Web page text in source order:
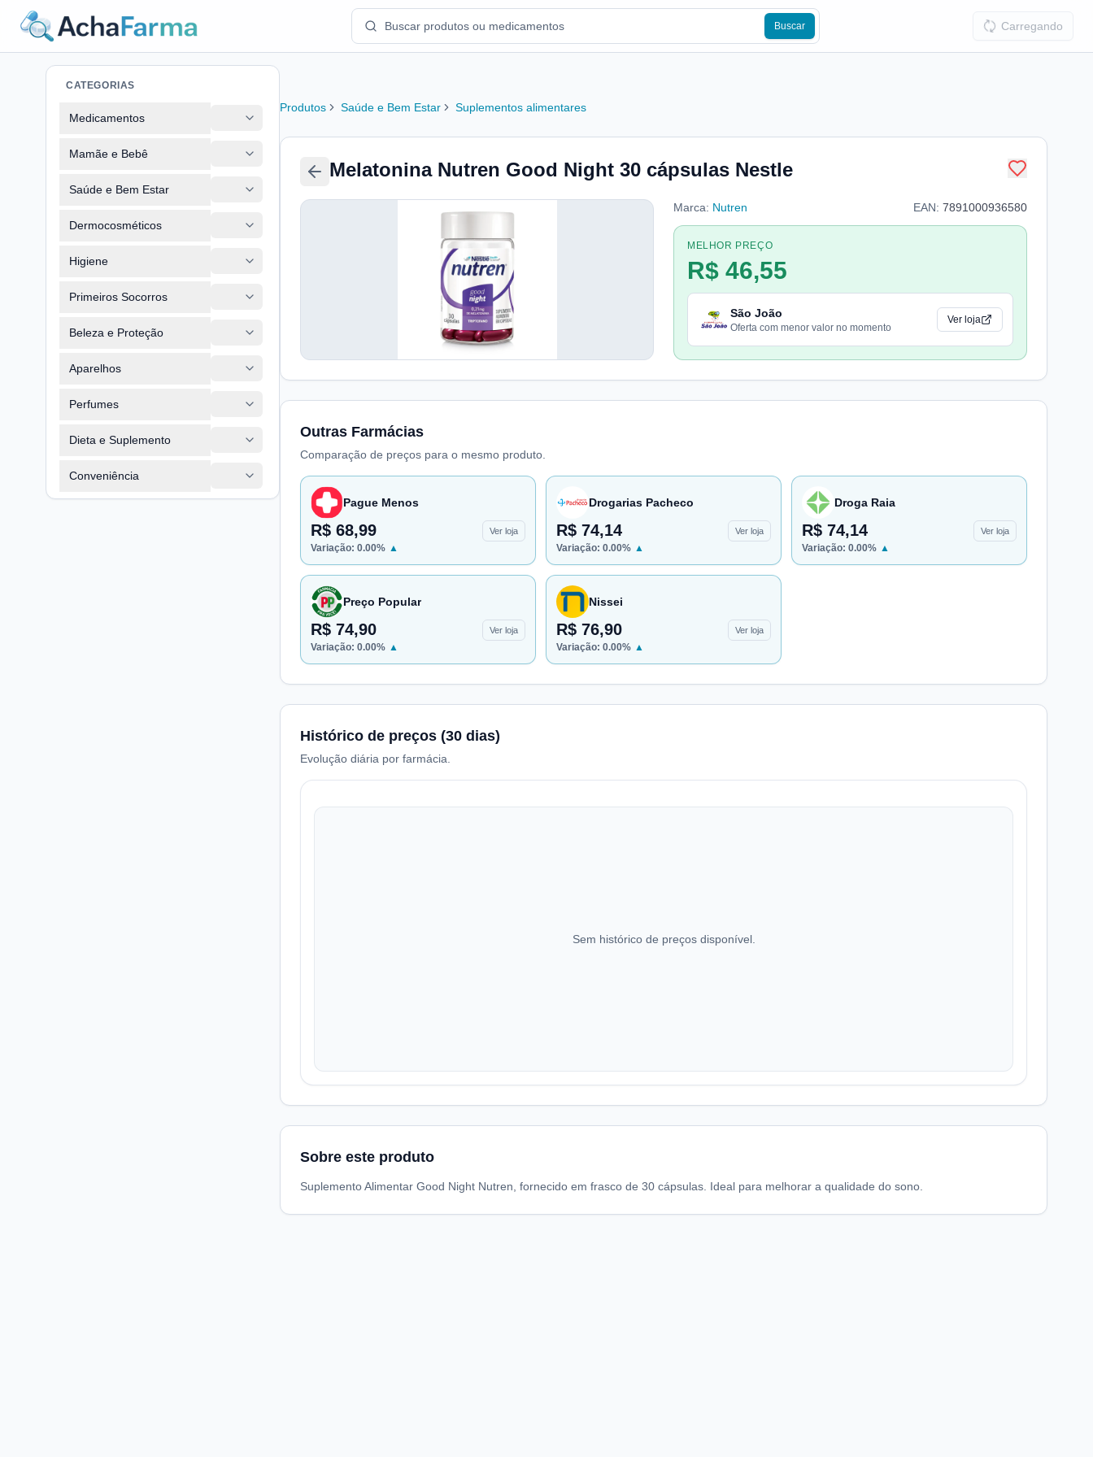
Buscar Carregando
CATEGORIAS
Medicamentos
Mamãe e Bebê
Saúde e Bem Estar
Dermocosméticos
Higiene
Primeiros Socorros
Beleza e Proteção
Aparelhos
Perfumes
Dieta e Suplemento
Conveniência
Produtos Saúde e Bem Estar Suplementos alimentares
Melatonina Nutren Good Night 30 cápsulas Nestle
Marca: Nutren EAN: 7891000936580
MELHOR PREÇO
R$ 46,55
São João
Oferta com menor valor no momento
Ver loja
Outras Farmácias
Comparação de preços para o mesmo produto.
Pague Menos
R$ 68,99 Ver loja
Variação: 0.00% ▲
Drogarias Pacheco
R$ 74,14 Ver loja
Variação: 0.00% ▲
Droga Raia
R$ 74,14 Ver loja
Variação: 0.00% ▲
Preço Popular
R$ 74,90 Ver loja
Variação: 0.00% ▲
Nissei
R$ 76,90 Ver loja
Variação: 0.00% ▲
Histórico de preços (30 dias)
Evolução diária por farmácia.
Sem histórico de preços disponível.
Sobre este produto
Suplemento Alimentar Good Night Nutren, fornecido em frasco de 30 cápsulas. Ideal para melhorar a qualidade do sono.